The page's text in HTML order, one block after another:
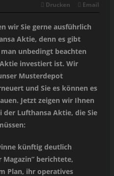
Drucken Email
wir Sie gerne ausführlich
Aktie, denn es gibt
unbedingt beachten
investiert ist. Wir
Musterdepot
und Sie es können es
Jetzt zeigen wir Ihnen
Lufthansa Aktie, die Sie
künftig deutlich
Magazin” berichtete,
Plan, ihr operatives